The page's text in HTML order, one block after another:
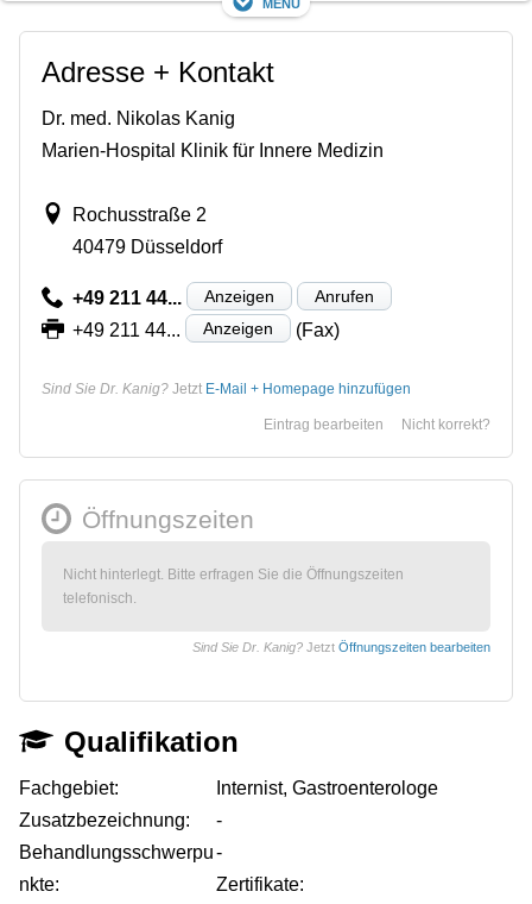
Adresse + Kontakt
Dr. med. Nikolas Kanig
Marien-Hospital Klinik für Innere Medizin
Rochusstraße 2
40479 Düsseldorf
+49 211 44... Anzeigen Anrufen
+49 211 44... Anzeigen (Fax)
Sind Sie Dr. Kanig? Jetzt E-Mail + Homepage hinzufügen
Nicht korrekt?
Eintrag bearbeiten
Öffnungszeiten
Nicht hinterlegt. Bitte erfragen Sie die Öffnungszeiten
telefonisch.
Sind Sie Dr. Kanig? Jetzt Öffnungszeiten bearbeiten
Qualifikation
Fachgebiet:
Internist, Gastroenterologe
Zusatzbezeichnung:
-
Behandlungsschwerpu
nkte:
-
Zertifikate: